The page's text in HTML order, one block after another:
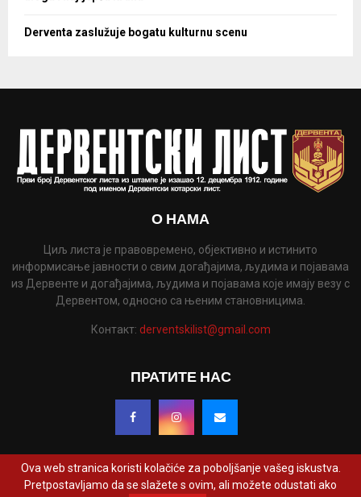
Derventa zaslužuje bogatu kulturnu scenu
О НАМА
Циљ листа је правовремено, објективно и истинито
информисање јавности о свим догађајима, људима и појавама
из Дервенте и догађајима, људима и појавама које имају везу с
Дервентом, односно са њеним становницима.
Контакт: derventskilist@gmail.com
ПРАТИТЕ НАС
@2022 - www.derventskilist.net. Сва права задржана. Дизајнирао и развио
Ova web stranica koristi kolačiće za poboljšanje vašeg iskustva.
Pretpostavljamo da se slažete s ovim, ali možete odustati ako